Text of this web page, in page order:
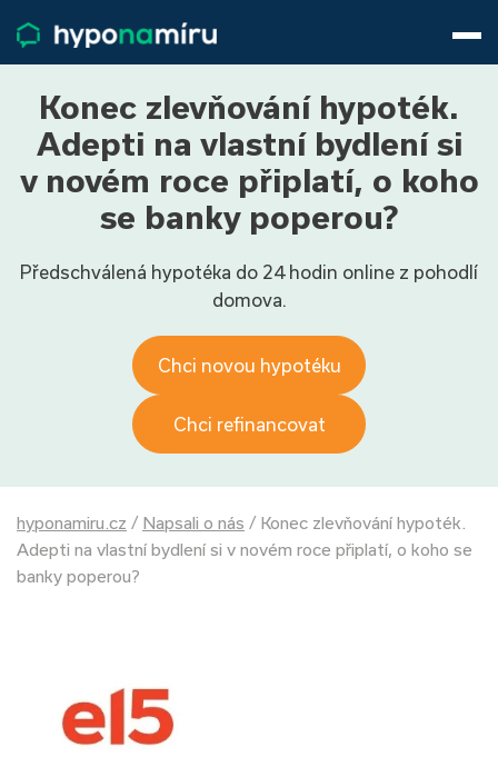
Životní pojištění
Pojištění nemovitosti
Články
O nás
800 688 388
9−16 hod.
Konec zlevňování hypoték.
Adepti na vlastní bydlení si
v novém roce připlatí, o koho
se banky poperou?
Předschválená hypotéka do 24 hodin online z pohodlí
domova.
Chci novou hypotéku
Chci refinancovat
hyponamiru.cz / Napsali o nás / Konec zlevňování hypoték.
Adepti na vlastní bydlení si v novém roce připlatí, o koho se
banky poperou?